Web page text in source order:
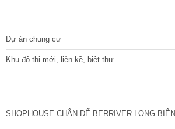
Dự án chung cư
Khu đô thị mới, liền kề, biệt thự
SHOPHOUSE CHÂN ĐẾ BERRIVER LONG BIÊN